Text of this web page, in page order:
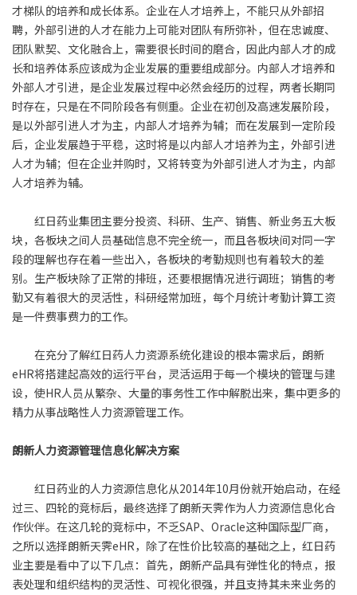
才梯队的培养和成长体系。企业在人才培养上，不能只从外部招
聘，外部引进的人才在能力上可能对团队有所弥补，但在忠诚度、
团队默契、文化融合上，需要很长时间的磨合，因此内部人才的成
长和培养体系应该成为企业发展的重要组成部分。内部人才培养和
外部人才引进，是企业发展过程中必然会经历的过程，两者长期同
时存在，只是在不同阶段各有侧重。企业在初创及高速发展阶段，
是以外部引进人才为主，内部人才培养为辅；而在发展到一定阶段
后，企业发展趋于平稳，这时将是以内部人才培养为主，外部引进
人才为辅；但在企业并购时，又将转变为外部引进人才为主，内部
人才培养为辅。
红日药业集团主要分投资、科研、生产、销售、新业务五大板
块，各板块之间人员基础信息不完全统一，而且各板块间对同一字
段的理解也存在着一些出入，各板块的考勤规则也有着较大的差
别。生产板块除了正常的排班，还要根据情况进行调班；销售的考
勤又有着很大的灵活性，科研经常加班，每个月统计考勤计算工资
是一件费事费力的工作。
在充分了解红日药人力资源系统化建设的根本需求后，朗新
eHR将搭建起高效的运行平台，灵活运用于每一个模块的管理与建
设，使HR人员从繁杂、大量的事务性工作中解脱出来，集中更多的
精力从事战略性人力资源管理工作。
朗新人力资源管理信息化解决方案
红日药业的人力资源信息化从2014年10月份就开始启动，在经
过三、四轮的竞标后，最终选择了朗新天霁作为人力资源信息化合
作伙伴。在这几轮的竞标中，不乏SAP、Oracle这种国际型厂商，
之所以选择朗新天霁eHR，除了在性价比较高的基础之上，红日药
业主要是看中了以下几点：首先，朗新产品具有弹性化的特点，报
表处理和组织结构的灵活性、可视化很强，并且支持其未来业务的